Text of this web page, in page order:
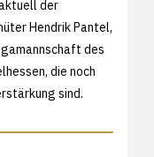
der
Hendrik Pantel,
des
die noch
sind.